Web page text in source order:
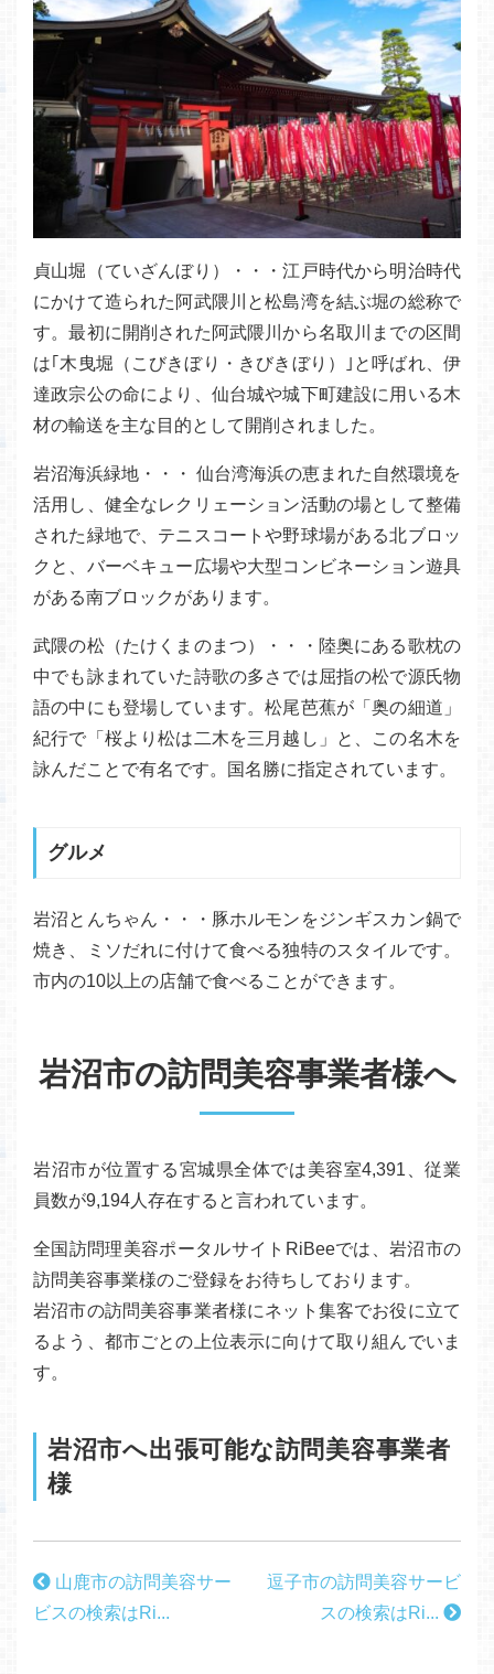
貞山堀（ていざんぼり）・・・江戸時代から明治時代
にかけて造られた阿武隈川と松島湾を結ぶ堀の総称で
す。最初に開削された阿武隈川から名取川までの区間
は｢木曳堀（こびきぼり・きびきぼり）｣と呼ばれ、伊
達政宗公の命により、仙台城や城下町建設に用いる木
材の輸送を主な目的として開削されました。
岩沼海浜緑地・・・ 仙台湾海浜の恵まれた自然環境を
活用し、健全なレクリェーション活動の場として整備
された緑地で、テニスコートや野球場がある北ブロッ
クと、バーベキュー広場や大型コンビネーション遊具
がある南ブロックがあります。
武隈の松（たけくまのまつ）・・・陸奥にある歌枕の
中でも詠まれていた詩歌の多さでは屈指の松で源氏物
語の中にも登場しています。松尾芭蕉が「奥の細道」
紀行で「桜より松は二木を三月越し」と、この名木を
詠んだことで有名です。国名勝に指定されています。
グルメ
岩沼とんちゃん・・・豚ホルモンをジンギスカン鍋で
焼き、ミソだれに付けて食べる独特のスタイルです。
市内の10以上の店舗で食べることができます。
岩沼市の訪問美容事業者様へ
岩沼市が位置する宮城県全体では美容室4,391、従業
員数が9,194人存在すると言われています。
全国訪問理美容ポータルサイトRiBeeでは、岩沼市の
訪問美容事業様のご登録をお待ちしております。
岩沼市の訪問美容事業者様にネット集客でお役に立て
るよう、都市ごとの上位表示に向けて取り組んでいま
す。
岩沼市へ出張可能な訪問美容事業者
様
山鹿市の訪問美容サー
ビスの検索はRi...
逗子市の訪問美容サービ
スの検索はRi...